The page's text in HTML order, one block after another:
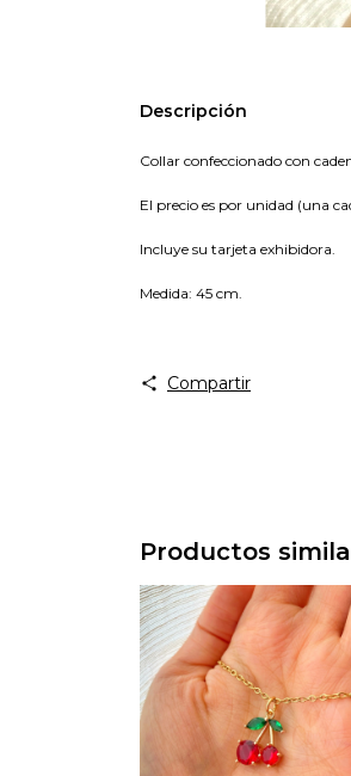
Descripción
Collar confeccionado con
El precio es por unidad (una
Incluye su tarjeta exhibidora.
Medida: 45 cm.
Compartir
Productos